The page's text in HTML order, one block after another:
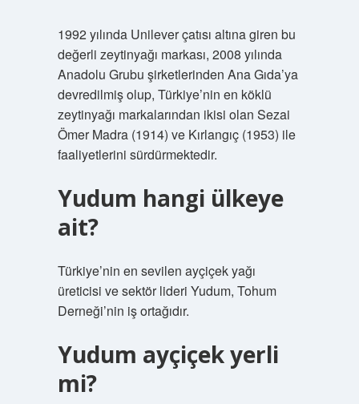
1992 yılında Unilever çatısı altına giren bu
değerli zeytinyağı markası, 2008 yılında
Anadolu Grubu şirketlerinden Ana Gıda’ya
devredilmiş olup, Türkiye’nin en köklü
zeytinyağı markalarından ikisi olan Sezai
Ömer Madra (1914) ve Kırlangıç ​​​​​​(1953) ile
faaliyetlerini sürdürmektedir.
Yudum hangi ülkeye
ait?
Türkiye’nin en sevilen ayçiçek yağı
üreticisi ve sektör lideri Yudum, Tohum
Derneği’nin iş ortağıdır.
Yudum ayçiçek yerli
mi?